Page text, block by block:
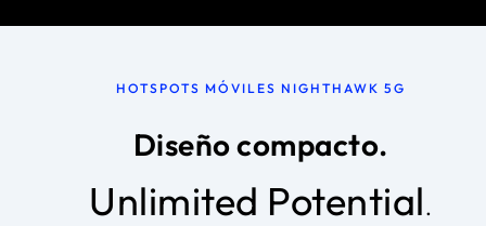
HOTSPOTS MÓVILES NIGHTHAWK 5G
Diseño compacto.
Unlimited Potential.